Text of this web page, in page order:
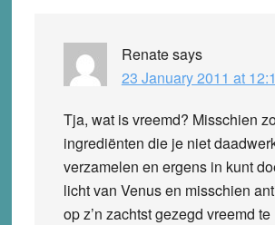
Renatesays
23 January 2011 at
Tja, wat is vreemd? Misschien
ingrediënten die je niet
verzamelen en ergens in kunt
licht van Venus en misschien
op z’n zachtst gezegd vreemd